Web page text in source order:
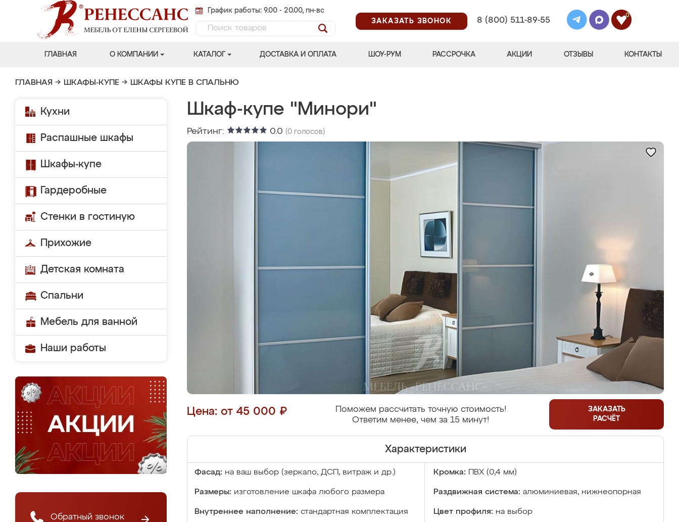
График работы: 9.00 - 20.00, пн-вс
ЗАКАЗАТЬ ЗВОНОК
8 (800) 511-89-55
0
ГЛАВНАЯ О КОМПАНИИ КАТАЛОГ ДОСТАВКА И ОПЛАТА ШОУ-РУМ РАССРОЧКА АКЦИИ ОТЗЫВЫ КОНТАКТЫ
ГЛАВНАЯ → ШКАФЫ-КУПЕ → ШКАФЫ КУПЕ В СПАЛЬНЮ
Кухни
Распашные шкафы
Шкафы-купе
Гардеробные
Стенки в гостиную
Прихожие
Детская комната
Спальни
Мебель для ванной
Наши работы
Обратный звонок
Шкаф-купе "Минори"
Рейтинг: 0.0 (0 голосов)
Цена: от 45 000 ₽
Поможем рассчитать точную стоимость!
Ответим менее, чем за 15 минут!
ЗАКАЗАТЬ
РАСЧЁТ
Характеристики
Фасад: на ваш выбор (зеркало, ДСП, витраж и др.) Кромка: ПВХ (0,4 мм)
Размеры: изготовление шкафа любого размера Раздвижная система: алюминиевая, нижнеопорная
Внутреннее наполнение: стандартная комплектация Цвет профиля: на выбор